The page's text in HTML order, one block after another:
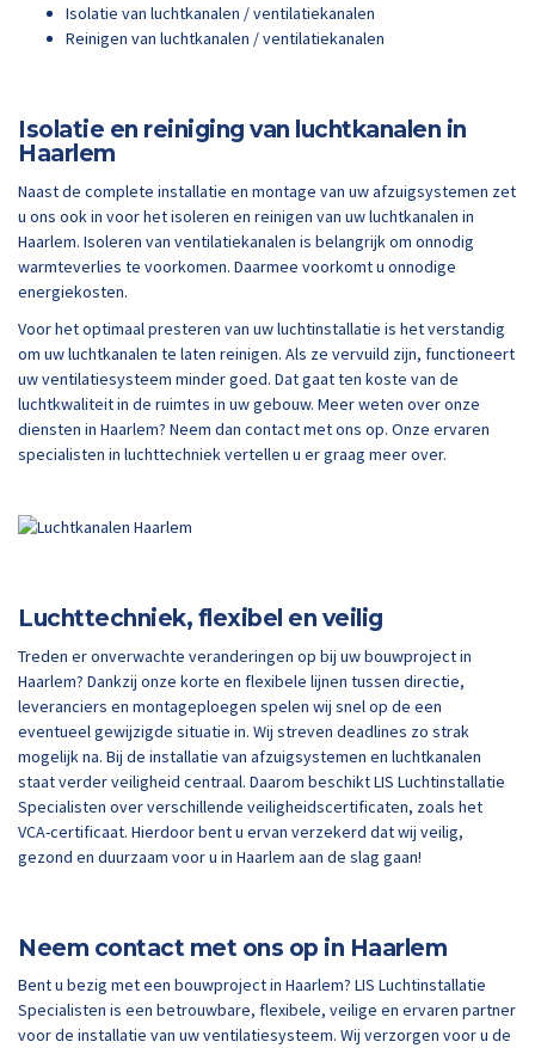
Isolatie van luchtkanalen / ventilatiekanalen
Reinigen van luchtkanalen / ventilatiekanalen
Isolatie en reiniging van luchtkanalen in
Haarlem
Naast de complete installatie en montage van uw afzuigsystemen zet
u ons ook in voor het isoleren en reinigen van uw luchtkanalen in
Haarlem. Isoleren van ventilatiekanalen is belangrijk om onnodig
warmteverlies te voorkomen. Daarmee voorkomt u onnodige
energiekosten.
Voor het optimaal presteren van uw luchtinstallatie is het verstandig
om uw luchtkanalen te laten reinigen. Als ze vervuild zijn, functioneert
uw ventilatiesysteem minder goed. Dat gaat ten koste van de
luchtkwaliteit in de ruimtes in uw gebouw. Meer weten over onze
diensten in Haarlem? Neem dan contact met ons op. Onze ervaren
specialisten in luchttechniek vertellen u er graag meer over.
Luchttechniek, flexibel en veilig
Treden er onverwachte veranderingen op bij uw bouwproject in
Haarlem? Dankzij onze korte en flexibele lijnen tussen directie,
leveranciers en montageploegen spelen wij snel op de een
eventueel gewijzigde situatie in. Wij streven deadlines zo strak
mogelijk na. Bij de installatie van afzuigsystemen en luchtkanalen
staat verder veiligheid centraal. Daarom beschikt LIS Luchtinstallatie
Specialisten over verschillende veiligheidscertificaten, zoals het
VCA-certificaat. Hierdoor bent u ervan verzekerd dat wij veilig,
gezond en duurzaam voor u in Haarlem aan de slag gaan!
Neem contact met ons op in Haarlem
Bent u bezig met een bouwproject in Haarlem? LIS Luchtinstallatie
Specialisten is een betrouwbare, flexibele, veilige en ervaren partner
voor de installatie van uw ventilatiesysteem. Wij verzorgen voor u de